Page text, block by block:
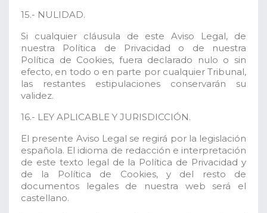
15.- NULIDAD.
Si cualquier cláusula de este Aviso Legal, de
nuestra Política de Privacidad o de nuestra
Política de Cookies, fuera declarado nulo o sin
efecto, en todo o en parte por cualquier Tribunal,
las restantes estipulaciones conservarán su
validez.
16.- LEY APLICABLE Y JURISDICCIÓN.
El presente Aviso Legal se regirá por la legislación
española. El idioma de redacción e interpretación
de este texto legal de la Política de Privacidad y
de la Política de Cookies, y del resto de
documentos legales de nuestra web será el
castellano.